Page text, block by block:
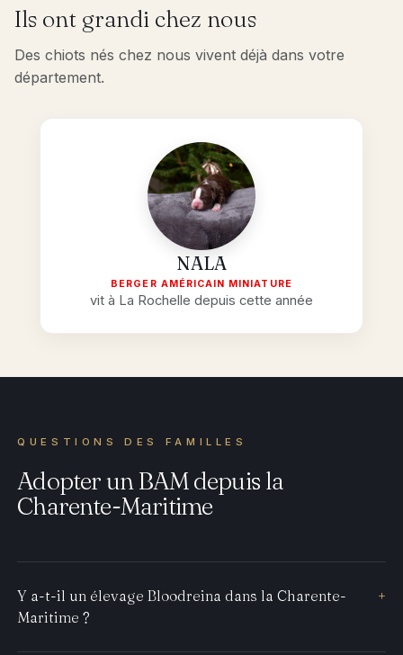
Ils ont grandi chez nous
Des chiots nés chez nous vivent déjà dans votre
département.
NALA
BERGER AMÉRICAIN MINIATURE
vit à La Rochelle depuis cette année
QUESTIONS DES FAMILLES
Adopter un BAM depuis la
Charente-Maritime
Y a-t-il un élevage Bloodreina dans la Charente-
Maritime ?
+